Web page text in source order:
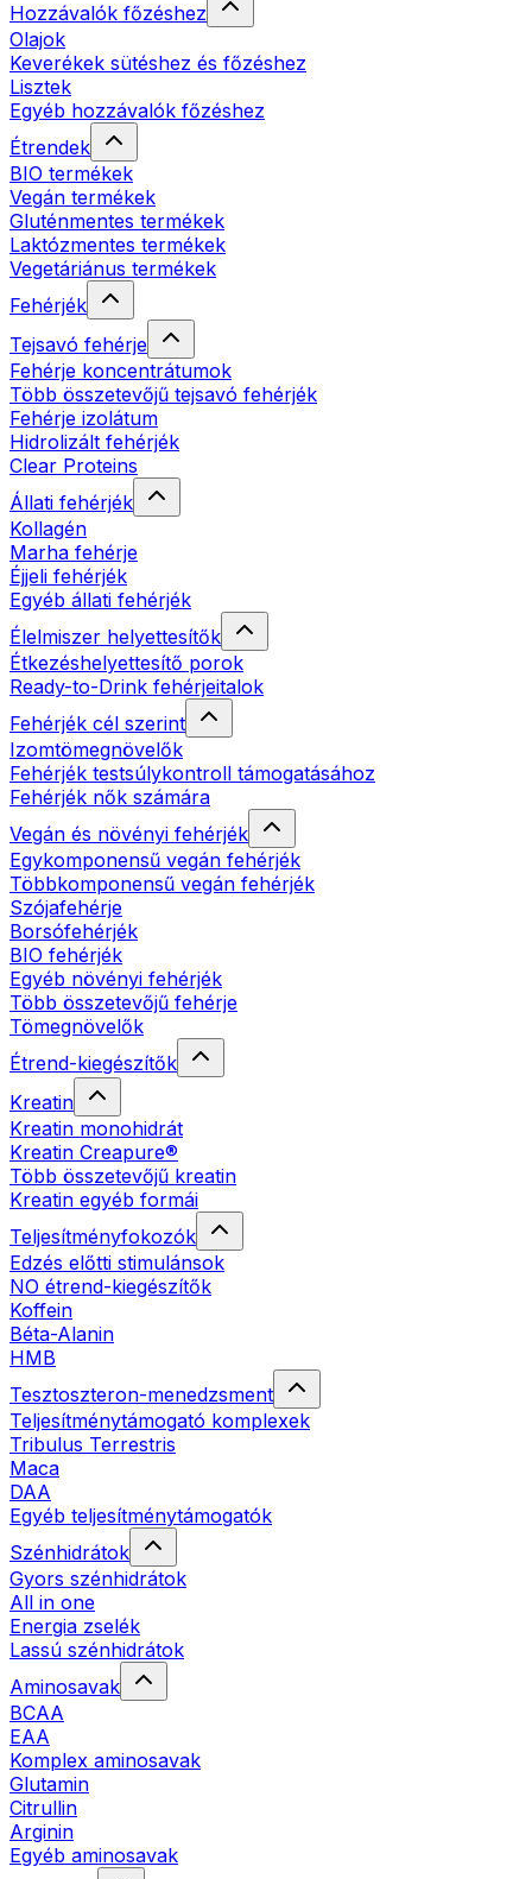
Hozzávalók főzéshez
Olajok
Keverékek sütéshez és főzéshez
Lisztek
Egyéb hozzávalók főzéshez
Étrendek
BIO termékek
Vegán termékek
Gluténmentes termékek
Laktózmentes termékek
Vegetáriánus termékek
Fehérjék
Tejsavó fehérje
Fehérje koncentrátumok
Több összetevőjű tejsavó fehérjék
Fehérje izolátum
Hidrolizált fehérjék
Clear Proteins
Állati fehérjék
Kollagén
Marha fehérje
Éjjeli fehérjék
Egyéb állati fehérjék
Élelmiszer helyettesítők
Étkezéshelyettesítő porok
Ready-to-Drink fehérjeitalok
Fehérjék cél szerint
Izomtömegnövelők
Fehérjék testsúlykontroll támogatásához
Fehérjék nők számára
Vegán és növényi fehérjék
Egykomponensű vegán fehérjék
Többkomponensű vegán fehérjék
Szójafehérje
Borsófehérjék
BIO fehérjék
Egyéb növényi fehérjék
Több összetevőjű fehérje
Tömegnövelők
Étrend-kiegészítők
Kreatin
Kreatin monohidrát
Kreatin Creapure®
Több összetevőjű kreatin
Kreatin egyéb formái
Teljesítményfokozók
Edzés előtti stimulánsok
NO étrend-kiegészítők
Koffein
Béta-Alanin
HMB
Tesztoszteron-menedzsment
Teljesítménytámogató komplexek
Tribulus Terrestris
Maca
DAA
Egyéb teljesítménytámogatók
Szénhidrátok
Gyors szénhidrátok
All in one
Energia zselék
Lassú szénhidrátok
Aminosavak
BCAA
EAA
Komplex aminosavak
Glutamin
Citrullin
Arginin
Egyéb aminosavak